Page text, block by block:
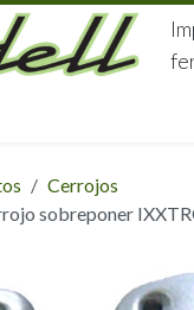
Cerrojos
sobreponer